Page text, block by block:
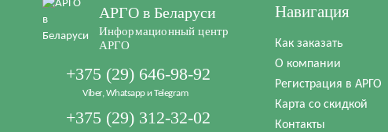
АРГО в Беларуси
Информационный центр
АРГО
+375 (29) 646-98-92
Viber, Whatsapp и Telegram
+375 (29) 312-32-02
Навигация
Как заказать
О компании
Регистрация в АРГО
Карта со скидкой
Контакты